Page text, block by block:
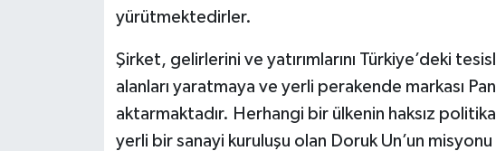
yürütmektedirler.
Şirket, gelirlerini ve yatırımlarını Türkiye’deki
alanları yaratmaya ve yerli perakende markası
aktarmaktadır. Herhangi bir ülkenin haksız
yerli bir sanayi kuruluşu olan Doruk Un’un